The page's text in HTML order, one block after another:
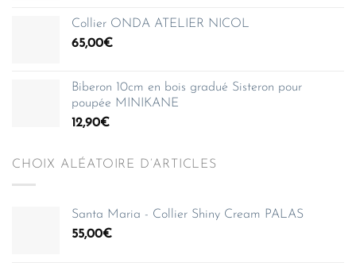
Collier ONDA ATELIER NICOL
65,00€
Biberon 10cm en bois gradué Sisteron pour
poupée MINIKANE
12,90€
CHOIX ALÉATOIRE D’ARTICLES
Santa Maria - Collier Shiny Cream PALAS
55,00€